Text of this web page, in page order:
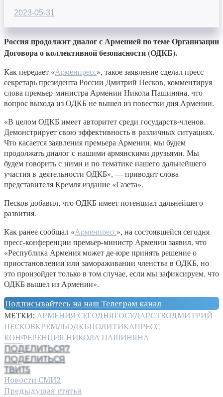
2023-05-31
Россия продолжит диалог с Арменией по теме Организации
Договора о коллективной безопасности (ОДКБ).
Как передает «Арменпресс», такое заявление сделал пресс-
секретарь президента России Дмитрий Песков, комментируя
слова премьер-министра Армении Никола Пашиняна, что
вопрос выхода из ОДКБ не вышел из повестки дня Армении.
«В целом ОДКБ имеет авторитет среди государств-членов.
Демонстрирует свою эффективность в различных ситуациях.
Что касается заявления премьера Армении, мы будем
продолжать диалог с нашими армянскими друзьями. Мы
будем говорить с ними и по тематике нашего дальнейшего
участия в деятельности ОДКБ», — приводит слова
представителя Кремля издание «Газета».
Песков добавил, что ОДКБ имеет потенциал дальнейшего
развития.
Как ранее сообщал «Арменпресс», на состоявшейся сегодня
пресс-конференции премьер-министр Армении заявил, что
«Республика Армения может де-юре принять решение о
приостановлении или замораживании членства в ОДКБ, но
это произойдет только в том случае, если мы зафиксируем, что
ОДКБ вышел из Армении».
Подписывайтесь на наш Телеграм канал
МЕТКИ: АРМЕНИЯ СЕГОДНЯГОСУДАРСТВОДМИТРИЙ
ПЕСКОВКРЕМЛЬОДКБПОЛИТИКАПРЕСС-
КОНФЕРЕНЦИЯ НИКОЛА ПАШИНЯНА
ПОДЕЛИТЬСЯ7
ПОДЕЛИТЬСЯ
ТВИТ5
Новости СМИ2
Предыдущая статья